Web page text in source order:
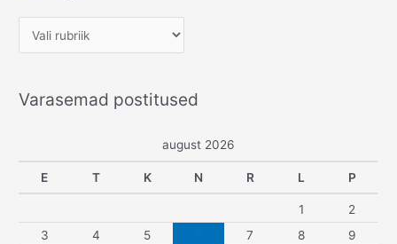
u
r
i
d
Varasemad postitused
august 2026
E T K N R L P
1
2
3
4 5 7 8
9